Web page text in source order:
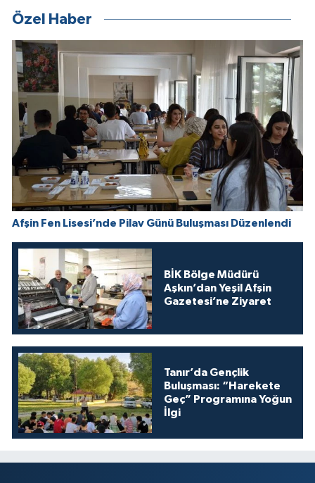
Özel Haber
Afşin Fen Lisesi’nde Pilav Günü Buluşması Düzenlendi
BİK Bölge Müdürü
Aşkın’dan Yeşil Afşin
Gazetesi’ne Ziyaret
Tanır’da Gençlik
Buluşması: “Harekete
Geç” Programına Yoğun
İlgi